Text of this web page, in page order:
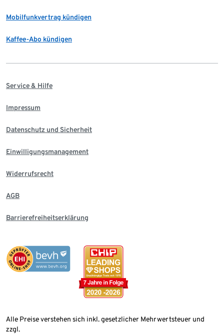
Mobilfunkvertrag kündigen
Kaffee-Abo kündigen
Service & Hilfe
Impressum
Datenschutz und Sicherheit
Einwilligungsmanagement
Widerrufsrecht
AGB
Barrierefreiheitserklärung
Alle Preise verstehen sich inkl. gesetzlicher Mehrwertsteuer und
zzgl.